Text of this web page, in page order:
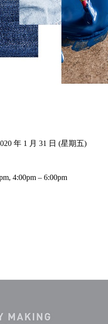
年 1 月 31 日 (星期五)
4:00pm – 6:00pm